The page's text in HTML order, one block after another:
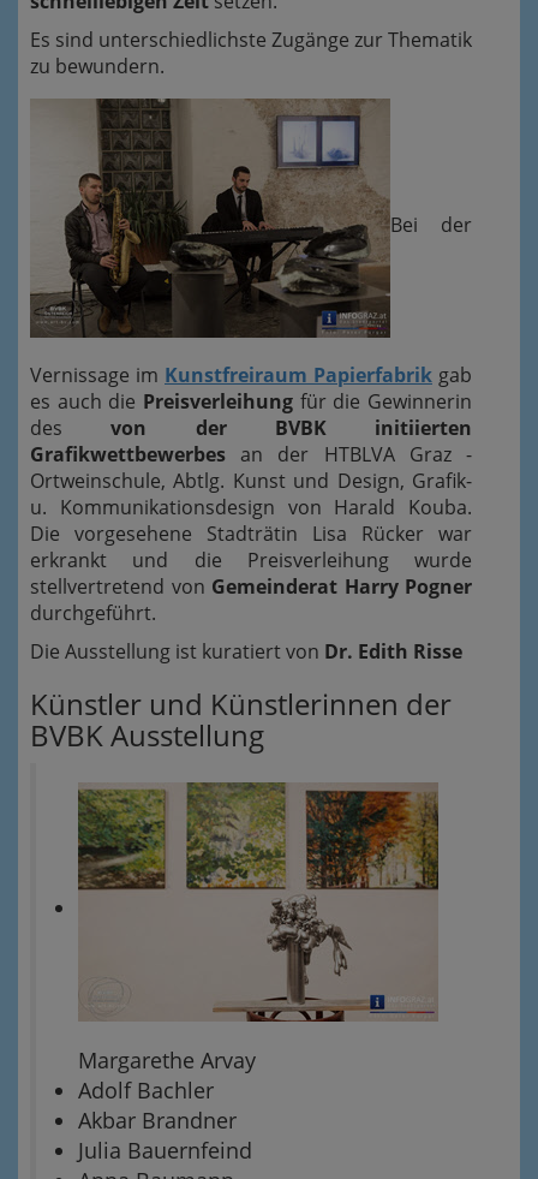
Es sind unterschiedlichste Zugänge zur Thematik
zu bewundern.
Bei der
Vernissage im Kunstfreiraum Papierfabrik gab
es auch die Preisverleihung für die Gewinnerin
desvon der BVBK initiierten
Grafikwettbewerbes an der HTBLVA Graz -
Ortweinschule, Abtlg. Kunst und Design, Grafik-
u. Kommunikationsdesign von Harald Kouba.
Die vorgesehene Stadträtin Lisa Rücker war
erkrankt und die Preisverleihung wurde
stellvertretend von Gemeinderat Harry Pogner
durchgeführt.
Die Ausstellung ist kuratiert von Dr. Edith Risse
Künstler und Künstlerinnen der
BVBK Ausstellung
Margarethe Arvay
Adolf Bachler
Akbar Brandner
Julia Bauernfeind